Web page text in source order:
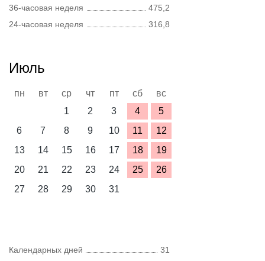
36-часовая неделя
475,2
24-часовая неделя
316,8
Июль
пн вт ср чт пт сб
вс
1
2 3 4
5
6
7 8 9 10 11
12
13
14 15 16 17 18
19
20
21 22 23 24 25
26
27
28 29 30 31
Календарных дней
31